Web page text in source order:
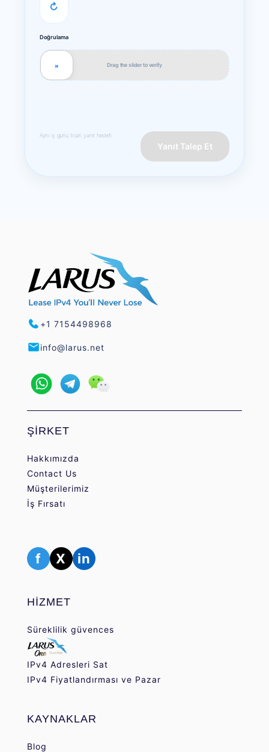
↻
Doğrulama
Drag the slider to verify
»
Aynı iş günü ticari yanıt hedefi.
Yanıt Talep Et
+1 7154498968
info@larus.net
ŞİRKET
Hakkımızda
Contact Us
Müşterilerimiz
İş Fırsatı
f X in
HİZMET
Süreklilik güvences
IPv4 Adresleri Sat
IPv4 Fiyatlandırması ve Pazar
KAYNAKLAR
Blog